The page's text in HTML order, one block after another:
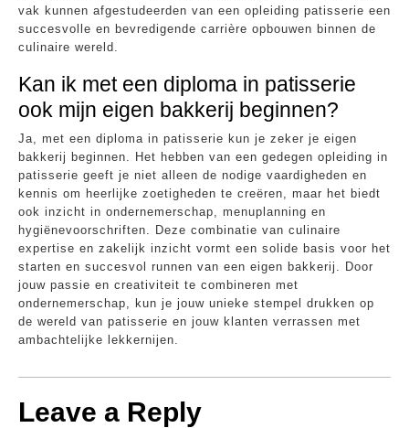
vak kunnen afgestudeerden van een opleiding patisserie een
succesvolle en bevredigende carrière opbouwen binnen de
culinaire wereld.
Kan ik met een diploma in patisserie
ook mijn eigen bakkerij beginnen?
Ja, met een diploma in patisserie kun je zeker je eigen
bakkerij beginnen. Het hebben van een gedegen opleiding in
patisserie geeft je niet alleen de nodige vaardigheden en
kennis om heerlijke zoetigheden te creëren, maar het biedt
ook inzicht in ondernemerschap, menuplanning en
hygiënevoorschriften. Deze combinatie van culinaire
expertise en zakelijk inzicht vormt een solide basis voor het
starten en succesvol runnen van een eigen bakkerij. Door
jouw passie en creativiteit te combineren met
ondernemerschap, kun je jouw unieke stempel drukken op
de wereld van patisserie en jouw klanten verrassen met
ambachtelijke lekkernijen.
Leave a Reply